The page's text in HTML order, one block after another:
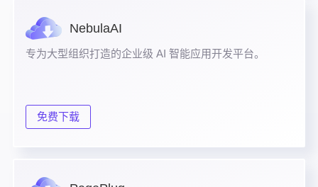
NebulaAI
专为大型组织打造的企业级 AI 智能应用开发平台。
免费下载